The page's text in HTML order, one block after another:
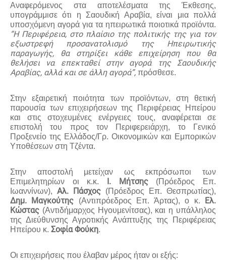
Αναφερόμενος στα αποτελέσματα της Έκθεσης,
υπογράμμισε ότι η Σαουδική Αραβία, είναι μια πολλά
υποσχόμενη αγορά για τα ηπειρωτικά ποιοτικά προϊόντα.
“Η Περιφέρεια, στο πλαίσιο της πολιτικής της για τον
εξωστρεφή προσανατολισμό της Ηπειρωτικής
παραγωγής, θα στηρίξει κάθε επιχείρηση που θα
θελήσει να επεκταθεί στην αγορά της Σαουδικής
Αραβίας, αλλά και σε άλλη αγορά”, πρόσθεσε.
Στην εξαιρετική ποιότητα των προϊόντων, στη θετική
παρουσία των επιχειρήσεων της Περιφέρειας Ηπείρου
και στις στοχευμένες ενέργειες τους, αναφέρεται σε
επιστολή του προς τον Περιφερειάρχη, το Γενικό
Προξενείο της Ελλάδος/Γρ. Οικονομικών και Εμπορικών
Υποθέσεων στη Τζέντα.
Στην αποστολή μετείχαν ως εκπρόσωποι των
Επιμελητηρίων οι κ.κ. Ι. Μήτσης(Πρόεδρος Επ.
Ιωαννίνων), Αλ. Πάσχος (Πρόεδρος Επ. Θεσπρωτίας),
Δημ. Μαγκούτης (Αντιπρόεδρος Επ. Άρτας), ο κ. Ελ.
Κώστας (Αντιδήμαρχος Ηγουμενίτσας), και η υπάλληλος
της Διεύθυνσης Αγροτικής Ανάπτυξης της Περιφέρειας
Ηπείρου κ. Σοφία Φούκη.
Οι επιχειρήσεις που έλαβαν μέρος ήταν οι εξής: